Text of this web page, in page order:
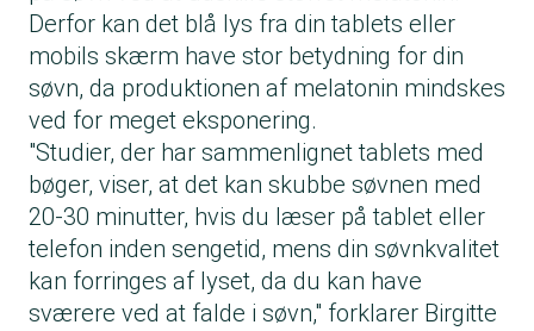
Derfor kan det blå lys fra din tablets eller
mobils skærm have stor betydning for din
søvn, da produktionen af melatonin mindskes
ved for meget eksponering.
"Studier, der har sammenlignet tablets med
bøger, viser, at det kan skubbe søvnen med
20-30 minutter, hvis du læser på tablet eller
telefon inden sengetid, mens din søvn­kvalitet
kan forringes af lyset, da du kan have
sværere ved at falde i søvn," forklarer Birgitte